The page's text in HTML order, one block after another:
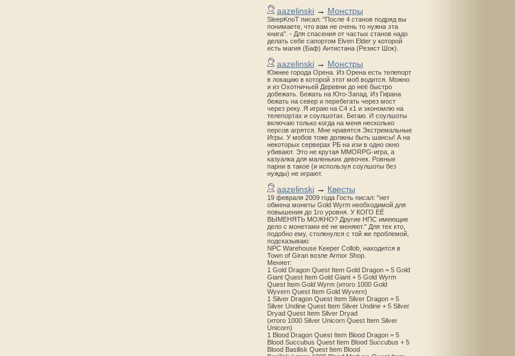
aazelinski → Монстры
SleepKnoT писал: "После 4 станов подряд вы
понимаете, что вам не очень то нужна эта
книга". - Для спасения от частых станов надо
делать себе сапортом Elven Elder у которой
есть магия (Баф) Антистана (Резист Шок).
aazelinski → Монстры
Южнее города Орена. Из Орена есть телепорт
в локацию в которой этот моб водится. Можно
и из Охотничьей Деревни до неё быстро
добежать. Бежать на Юго-Запад. Из Гирана
бежать на север и перебегать через мост
через реку. Я играю на С4 х1 и экономлю на
телепортах и соулшотах. Бегаю. И соулшоты
включаю только когда на меня несколько
персов агрятся. Мне нравятся Экстремальные
Игры. У мобов тоже должны быть шансы! А на
некоторых серверах РБ на изи в одно окно
убивают. Это не крутая MMORPG-игра, а
казуалка для маленьких девочек. Ровные
парни в такое (и используя соулшоты без
нужды) не играют.
aazelinski → Квесты
19 февраля 2009 года Гость писал: "нет
обмена монеты Gold Wyrm необходимой для
повышения до 1го уровня. У КОГО ЕЁ
ВЫМЕНЯТЬ МОЖНО? Другие НПС имеющие
дело с монетами её не меняют." Для тех кто,
подобно ему, столкнулся с той же проблемой,
подсказываю:
NPC Warehouse Keeper Collob, находится в
Town of Giran возле Armor Shop.
Меняет:
1 Gold Dragon Quest Item Gold Dragon = 5 Gold
Giant Quest Item Gold Giant + 5 Gold Wyrm
Quest Item Gold Wyrm (итого 1000 Gold
Wyvern Quest Item Gold Wyvern)
1 Silver Dragon Quest Item Silver Dragon = 5
Silver Undine Quest Item Silver Undine + 5 Silver
Dryad Quest Item Silver Dryad
(итого 1000 Silver Unicorn Quest Item Silver
Unicorn)
1 Blood Dragon Quest Item Blood Dragon = 5
Blood Succubus Quest Item Blood Succubus + 5
Blood Basilisk Quest Item Blood